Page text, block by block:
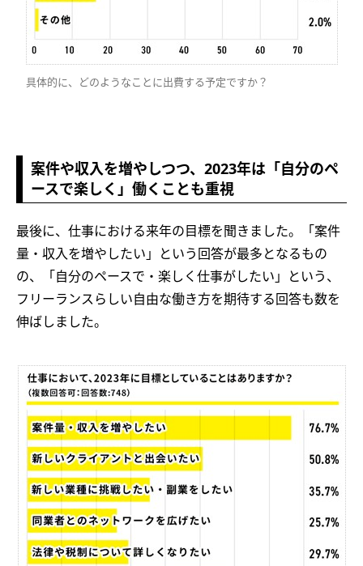
具体的に、どのようなことに出費する予定ですか？
案件や収入を増やしつつ、2023年は「自分のペ
ースで楽しく」働くことも重視
最後に、仕事における来年の目標を聞きました。「案件
量・収入を増やしたい」という回答が最多となるもの
の、「自分のペースで・楽しく仕事がしたい」という、
フリーランスらしい自由な働き方を期待する回答も数を
伸ばしました。